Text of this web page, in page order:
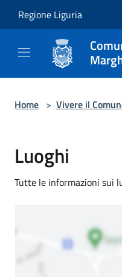
Regione Liguria
Home > Vivere il
Luoghi
Tutte le informazioni sui